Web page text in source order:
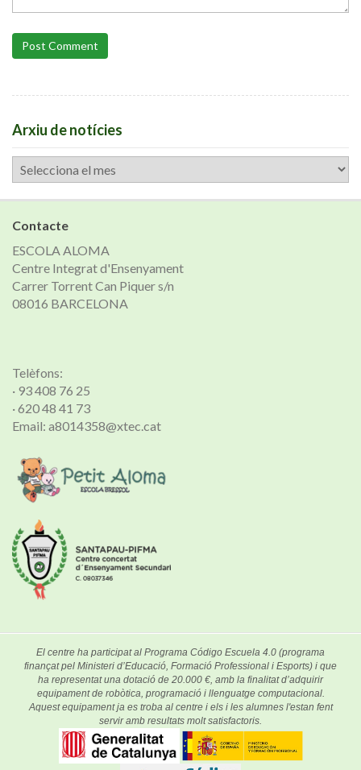
Post Comment
Arxiu de notícies
Arxiu
de
notícies
Contacte
ESCOLA ALOMA
Centre Integrat d'Ensenyament
Carrer Torrent Can Piquer s/n
08016 BARCELONA
Telèfons:
· 93 408 76 25
· 620 48 41 73
Email: a8014358@xtec.cat
El centre ha participat al Programa Código Escuela 4.0 (programa
finançat pel Ministeri d’Educació, Formació Professional i Esports) i que
ha representat una dotació de 20.000 €, amb la finalitat d’adquirir
equipament de robòtica, programació i llenguatge computacional.
Aquest equipament ja es troba al centre i els i les alumnes l'estan fent
servir amb resultats molt satisfactoris.